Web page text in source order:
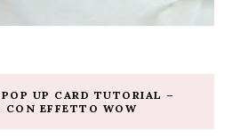
UP CARD TUTORIAL –
EFFETTO WOW